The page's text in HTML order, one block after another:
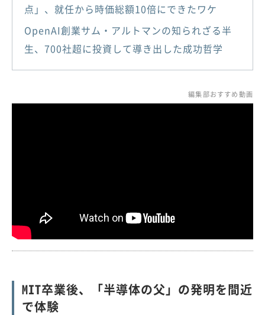
点」、就任から時価総額10倍にできたワケ
OpenAI創業サム・アルトマンの知られざる半
生、700社超に投資して導き出した成功哲学
編集部おすすめ動画
MIT卒業後、「半導体の父」の発明を間近
で体験